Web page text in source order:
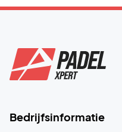
Bedrijfsinformatie